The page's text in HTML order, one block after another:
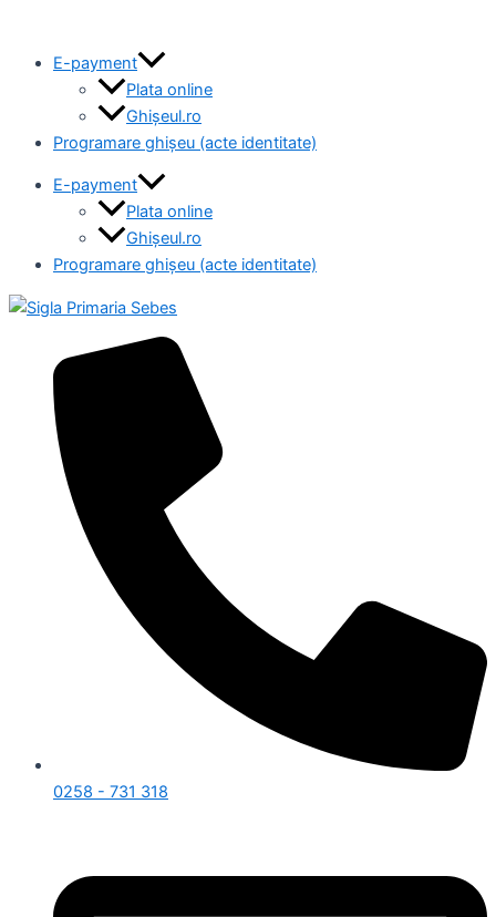
E-payment
Plata online
Ghișeul.ro
Programare ghișeu (acte identitate)
E-payment
Plata online
Ghișeul.ro
Programare ghișeu (acte identitate)
0258 - 731 318